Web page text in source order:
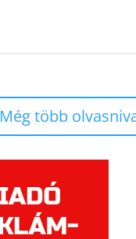
Még több